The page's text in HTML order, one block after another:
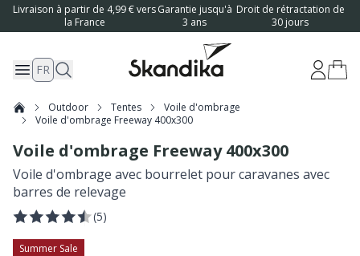
Livraison à partir de 4,99 € vers
la France
Garantie jusqu'à
3 ans
Droit de rétractation de
30 jours
FR
Outdoor Tentes
Voile d'ombrage
Voile d'ombrage Freeway 400x300
Voile d'ombrage Freeway 400x300
Voile d'ombrage avec bourrelet pour caravanes avec
barres de relevage
(5)
Summer Sale